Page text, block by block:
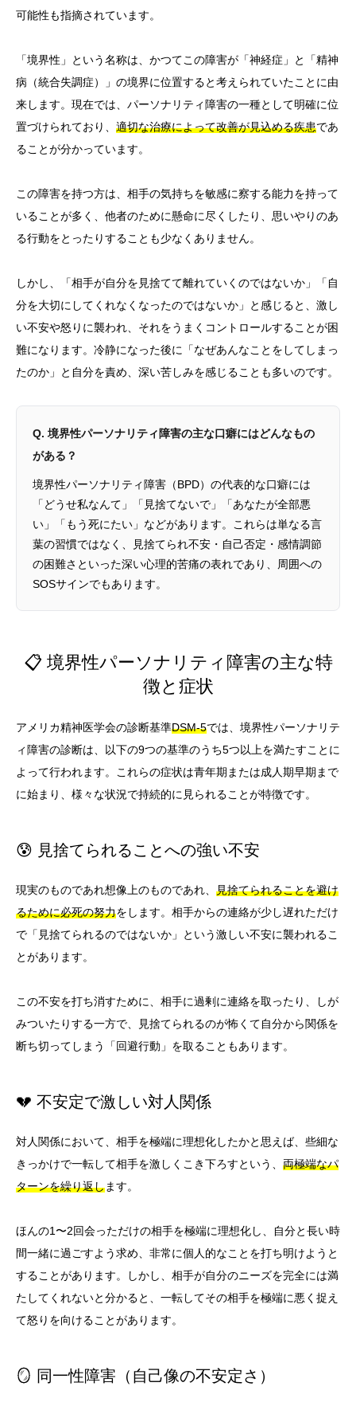
可能性も指摘されています。
「境界性」という名称は、かつてこの障害が「神経症」と「精神
病（統合失調症）」の境界に位置すると考えられていたことに由
来します。現在では、パーソナリティ障害の一種として明確に位
置づけられており、 適切な治療によって改善が見込める疾患であ
ることが分かっています。
この障害を持つ方は、相手の気持ちを敏感に察する能力を持って
いることが多く、他者のために懸命に尽くしたり、思いやりのあ
る行動をとったりすることも少なくありません。
しかし、「相手が自分を見捨てて離れていくのではないか」「自
分を大切にしてくれなくなったのではないか」と感じると、激し
い不安や怒りに襲われ、それをうまくコントロールすることが困
難になります。冷静になった後に「なぜあんなことをしてしまっ
たのか」と自分を責め、深い苦しみを感じることも多いのです。
Q. 境界性パーソナリティ障害の主な口癖にはどんなもの
がある？
境界性パーソナリティ障害（BPD）の代表的な口癖には
「どうせ私なんて」「見捨てないで」「あなたが全部悪
い」「もう死にたい」などがあります。これらは単なる言
葉の習慣ではなく、見捨てられ不安・自己否定・感情調節
の困難さといった深い心理的苦痛の表れであり、周囲への
SOSサインでもあります。
📋 境界性パーソナリティ障害の主な特
徴と症状
アメリカ精神医学会の診断基準DSM-5では、境界性パーソナリテ
ィ障害の診断は、以下の9つの基準のうち5つ以上を満たすことに
よって行われます。これらの症状は青年期または成人期早期まで
に始まり、様々な状況で持続的に見られることが特徴です。
😰 見捨てられることへの強い不安
現実のものであれ想像上のものであれ、 見捨てられることを避け
るために必死の努力をします。相手からの連絡が少し遅れただけ
で「見捨てられるのではないか」という激しい不安に襲われるこ
とがあります。
この不安を打ち消すために、相手に過剰に連絡を取ったり、しが
みついたりする一方で、見捨てられるのが怖くて自分から関係を
断ち切ってしまう「回避行動」を取ることもあります。
💔 不安定で激しい対人関係
対人関係において、相手を極端に理想化したかと思えば、些細な
きっかけで一転して相手を激しくこき下ろすという、 両極端なパ
ターンを繰り返します。
ほんの1〜2回会っただけの相手を極端に理想化し、自分と長い時
間一緒に過ごすよう求め、非常に個人的なことを打ち明けようと
することがあります。しかし、相手が自分のニーズを完全には満
たしてくれないと分かると、一転してその相手を極端に悪く捉え
て怒りを向けることがあります。
🪞 同一性障害（自己像の不安定さ）